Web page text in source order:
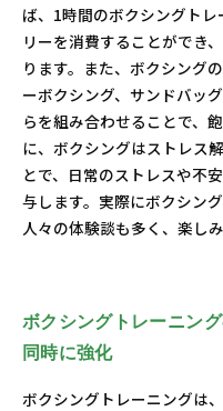
ば、1時間のボクシングト
リーを消費することができ
ります。また、ボクシング
ーボクシング、サンドバッ
らを組み合わせることで、
に、ボクシングはストレス
とで、日常のストレスや不
与します。実際にボクシン
人々の体験談も多く、楽し
ボクシングトレーニン
同時に強化
ボクシングトレーニングは